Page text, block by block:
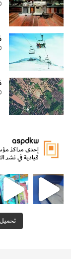
aspdkw
إحدى مراكز
قيادية في نشر
لشؤون الش
من الأعماق نكتشف
⁨ ⁨ نتشرف بدعوتكم لزيارة جناح التقدم العلمي للنشر